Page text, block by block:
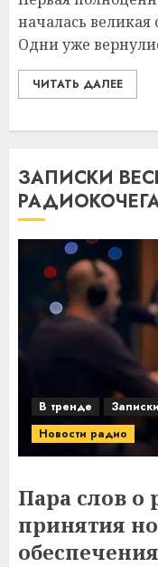
началась великая
Одни уже
ЧИТАТЬ ДАЛЕЕ
ЗАПИСКИ
В тренде
Новости радио
Пара слов о
принятия
обеспечения